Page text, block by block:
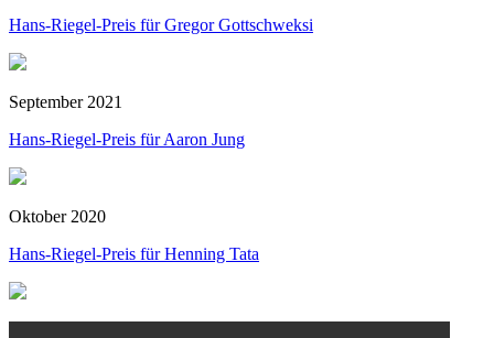
Hans-Riegel-Preis für Gregor Gottschweksi
September 2021
Hans-Riegel-Preis für Aaron Jung
Oktober 2020
Hans-Riegel-Preis für Henning Tata